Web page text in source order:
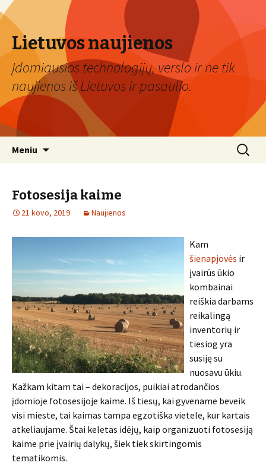
Lietuvos naujienos
Įdomiausios technologijų, verslo ir ne tik
naujienos iš Lietuvos ir pasaulio.
Meniu Ieškoti:
Fotosesija kaime
21 kovo, 2019 Naujienos
Kam
šienapjovės ir
įvairūs ūkio
kombainai
reiškia darbams
reikalingą
inventorių ir
tiesiog yra
susiję su
nuosavu ūkiu.
Kažkam kitam tai – dekoracijos, puikiai atrodančios
įdomioje fotosesijoje kaime. Iš tiesų, kai gyvename beveik
visi mieste, tai kaimas tampa egzotiška vietele, kur kartais
atkeliaujame. Štai keletas idėjų, kaip organizuoti fotosesiją
kaime prie įvairių dalykų, šiek tiek skirtingomis
tematikomis.